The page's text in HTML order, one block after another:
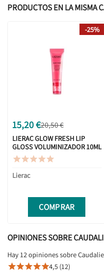
PRODUCTOS EN LA MISMA
15,20 €20,50 €
LIERAC GLOW FRESH LIP
GLOSS VOLUMINIZADOR 10ML

Lierac
COMPRAR
-25%
OPINIONES SOBRE
Hay 12 opiniones sobre
4,5 (12)